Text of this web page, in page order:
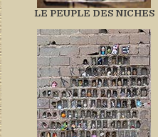
LE PEUPLE DES NICHES